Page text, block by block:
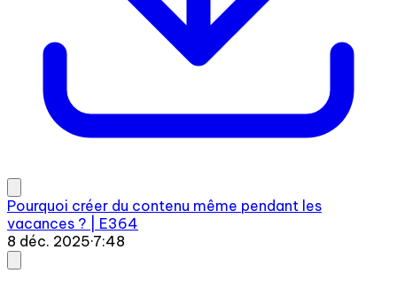
Pourquoi créer du contenu même pendant les
vacances ? | E364
8 déc. 2025·7:48